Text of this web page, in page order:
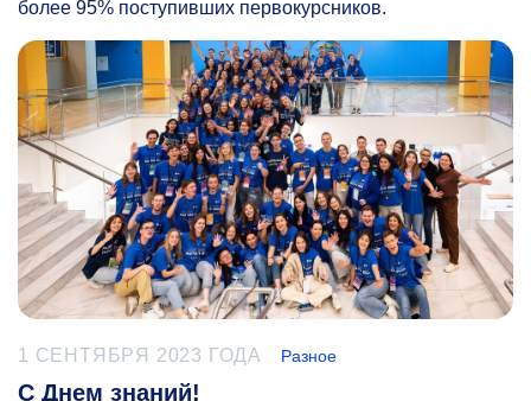
более 95% поступивших первокурсников.
1 СЕНТЯБРЯ 2023 ГОДА Разное
С Днем знаний!